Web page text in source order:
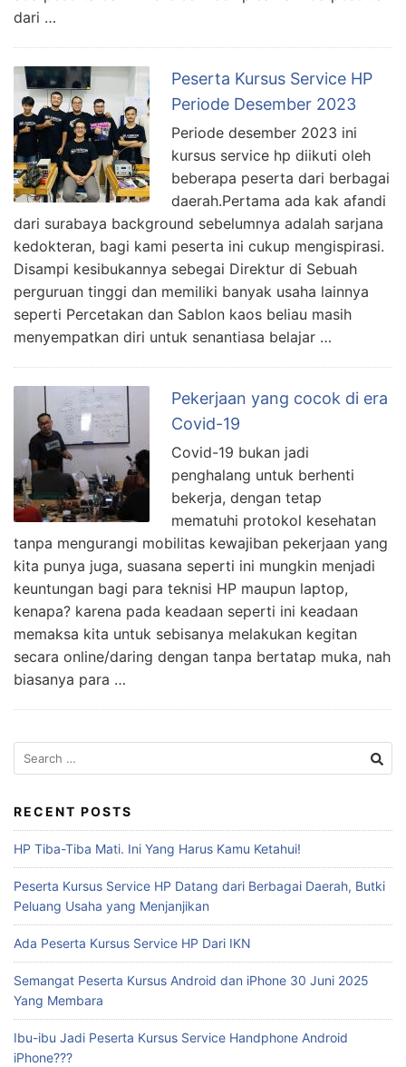
dari …
Peserta Kursus Service HP
Periode Desember 2023
Periode desember 2023 ini
kursus service hp diikuti oleh
beberapa peserta dari berbagai
daerah.Pertama ada kak afandi
dari surabaya background sebelumnya adalah sarjana
kedokteran, bagi kami peserta ini cukup mengispirasi.
Disampi kesibukannya sebegai Direktur di Sebuah
perguruan tinggi dan memiliki banyak usaha lainnya
seperti Percetakan dan Sablon kaos beliau masih
menyempatkan diri untuk senantiasa belajar …
Pekerjaan yang cocok di era
Covid-19
Covid-19 bukan jadi
penghalang untuk berhenti
bekerja, dengan tetap
mematuhi protokol kesehatan
tanpa mengurangi mobilitas kewajiban pekerjaan yang
kita punya juga, suasana seperti ini mungkin menjadi
keuntungan bagi para teknisi HP maupun laptop,
kenapa? karena pada keadaan seperti ini keadaan
memaksa kita untuk sebisanya melakukan kegitan
secara online/daring dengan tanpa bertatap muka, nah
biasanya para …
RECENT POSTS
HP Tiba-Tiba Mati. Ini Yang Harus Kamu Ketahui!
Peserta Kursus Service HP Datang dari Berbagai Daerah, Butki
Peluang Usaha yang Menjanjikan
Ada Peserta Kursus Service HP Dari IKN
Semangat Peserta Kursus Android dan iPhone 30 Juni 2025
Yang Membara
Ibu-ibu Jadi Peserta Kursus Service Handphone Android
iPhone???